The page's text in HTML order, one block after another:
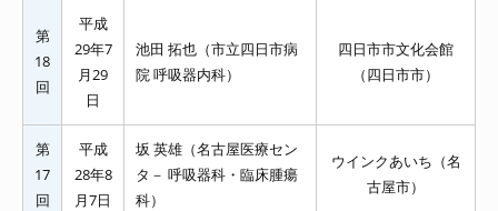
第
18
回
平成
29年7
月29
日
池田 拓也（市立四日市病
院 呼吸器内科）
四日市市文化会館
（四日市市）
第
17
回
平成
28年8
月7日
坂 英雄（名古屋医療セン
タ－ 呼吸器科・臨床腫瘍
科）
ウインクあいち（名
古屋市）